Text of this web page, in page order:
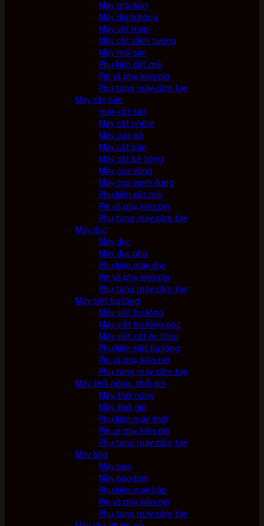
Máy mài bàn
Máy đánh bóng
Máy vát mép
Máy cắt rãnh tường
Máy mài sàn
Phụ kiện cắt mài
Pin và phụ kiện pin
Phụ tùng máy cầm tay
Máy cắt bàn
máy cắt sắt
Máy cắt nhôm
Máy cưa gỗ
Máy cắt bàn
Máy cắt bê tông
Máy cưa vòng
Máy cưa vanh đứng
Phụ kiện cắt mài
Pin và phụ kiện pin
Phụ tùng máy cầm tay
Máy đục
Máy đục
Máy đục phá
Phụ kiện máy đục
Pin và phụ kiện pin
Phụ tùng máy cầm tay
Máy siết bu lông
Máy siết bu lông
Máy siết bu lông góc
Máy siết cắt bu lông
Phụ kiện siết bu lông
Pin và phụ kiện pin
Phụ tùng máy cầm tay
Máy thổi nóng, thổi gió
Máy thổi nóng
Máy thổi gió
Phụ kiện máy thổi
Pin và phụ kiện pin
Phụ tùng máy cầm tay
Máy bào
Máy bào
Máy bào bàn
Phụ kiện máy bào
Pin và phụ kiện pin
Phụ tùng máy cầm tay